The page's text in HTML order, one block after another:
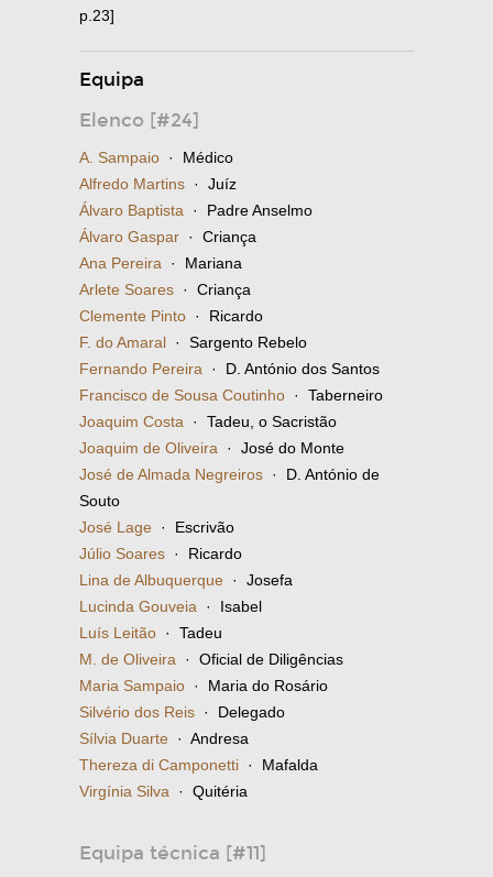
p.23]
Equipa
Elenco [#24]
A. Sampaio · Médico
Alfredo Martins · Juíz
Álvaro Baptista · Padre Anselmo
Álvaro Gaspar · Criança
Ana Pereira · Mariana
Arlete Soares · Criança
Clemente Pinto · Ricardo
F. do Amaral · Sargento Rebelo
Fernando Pereira · D. António dos Santos
Francisco de Sousa Coutinho · Taberneiro
Joaquim Costa · Tadeu, o Sacristão
Joaquim de Oliveira · José do Monte
José de Almada Negreiros · D. António de
Souto
José Lage · Escrivão
Júlio Soares · Ricardo
Lina de Albuquerque · Josefa
Lucinda Gouveia · Isabel
Luís Leitão · Tadeu
M. de Oliveira · Oficial de Diligências
Maria Sampaio · Maria do Rosário
Silvério dos Reis · Delegado
Sílvia Duarte · Andresa
Thereza di Camponetti · Mafalda
Virgínia Silva · Quitéria
Equipa técnica [#11]